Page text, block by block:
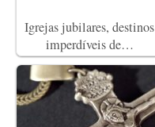
Igrejas jubilares, destinos
imperdíveis de…